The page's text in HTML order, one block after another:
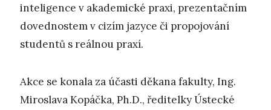
inteligence v akademické praxi, prezentačním
dovednostem v cizím jazyce či propojování
studentů s reálnou praxí.
Akce se konala za účasti děkana fakulty, Ing.
Miroslava Kopáčka, Ph.D., ředitelky Ústecké